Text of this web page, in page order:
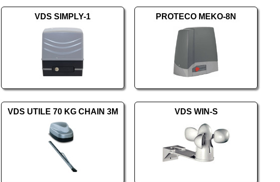
VDS SIMPLY-1 PROTECO MEKO-8N
VDS UTILE 70 KG CHAIN 3M VDS WIN-S